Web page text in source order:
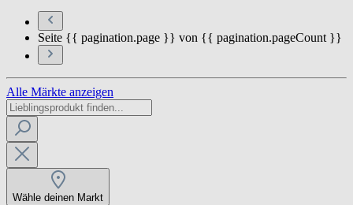
Seite {{ pagination.page }} von {{ pagination.pageCount }}
Alle Märkte anzeigen
Wähle deinen Markt